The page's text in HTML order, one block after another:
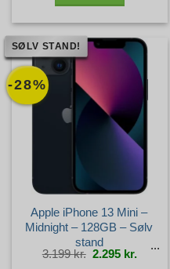
-28%
SØLV STAND!
Apple iPhone 13 Mini –
Midnight – 128GB – Sølv
stand
3.199kr. Den
oprindelige
pris
2.295 kr. Den
aktuelle
pris